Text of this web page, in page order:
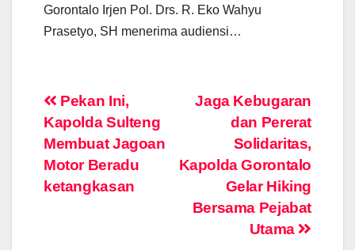
Gorontalo Irjen Pol. Drs. R. Eko Wahyu
Prasetyo, SH menerima audiensi…
Post
navigation
Jaga Kebugaran
dan Pererat
Solidaritas,
Kapolda Gorontalo
Gelar Hiking
Bersama Pejabat
Utama
Pekan Ini,
Kapolda Sulteng
Membuat Jagoan
Motor Beradu
ketangkasan